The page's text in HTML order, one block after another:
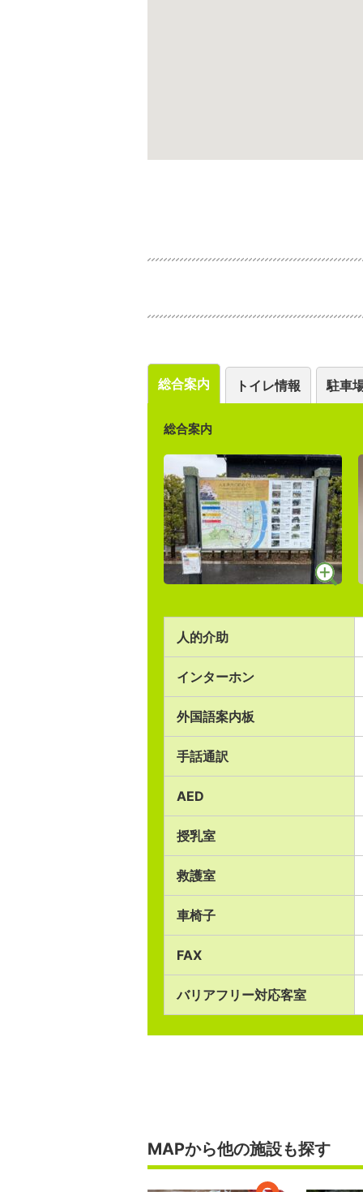
総合案内 トイレ情報 駐車
総合案内
人的介助
インターホン
外国語案内板
手話通訳
AED
授乳室
救護室
車椅子
FAX
バリアフリー対応客室
MAPから他の施設も探す